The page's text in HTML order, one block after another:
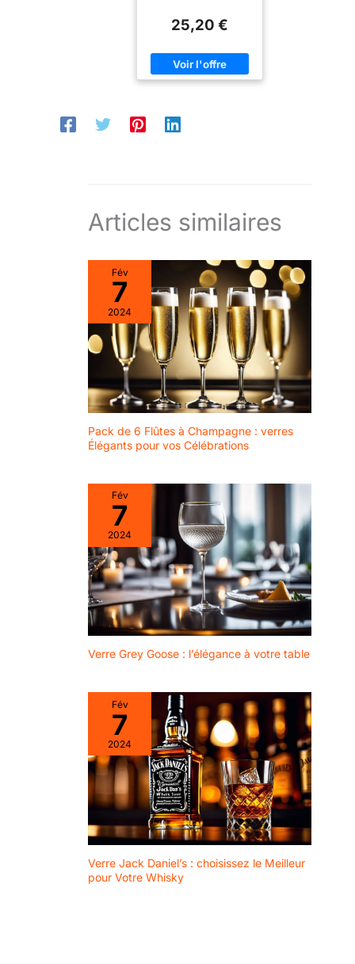
25,20 €
Articles similaires
Fév
7
2024
Pack de 6 Flûtes à Champagne : verres
Élégants pour vos Célébrations
Fév
7
2024
Verre Grey Goose : l’élégance à votre table
Fév
7
2024
Verre Jack Daniel’s : choisissez le Meilleur
pour Votre Whisky